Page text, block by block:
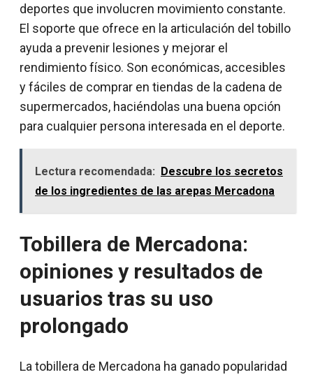
deportes que involucren movimiento constante.
El soporte que ofrece en la articulación del tobillo
ayuda a prevenir lesiones y mejorar el
rendimiento físico. Son económicas, accesibles
y fáciles de comprar en tiendas de la cadena de
supermercados, haciéndolas una buena opción
para cualquier persona interesada en el deporte.
Lectura recomendada: Descubre los secretos
de los ingredientes de las arepas Mercadona
Tobillera de Mercadona:
opiniones y resultados de
usuarios tras su uso
prolongado
La tobillera de Mercadona ha ganado popularidad